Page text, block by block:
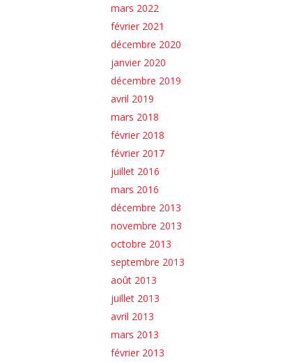
mars 2022
février 2021
décembre 2020
janvier 2020
décembre 2019
avril 2019
mars 2018
février 2018
février 2017
juillet 2016
mars 2016
décembre 2013
novembre 2013
octobre 2013
septembre 2013
août 2013
juillet 2013
avril 2013
mars 2013
février 2013